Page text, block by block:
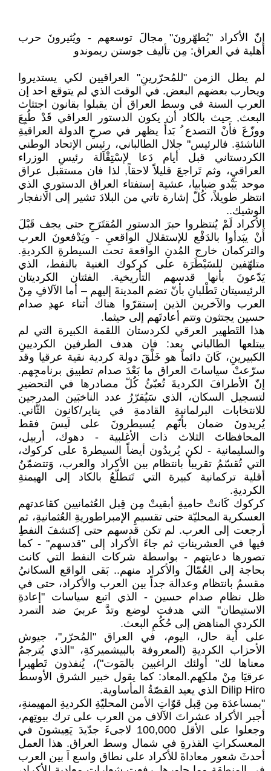
إنّ الأكراد "يُطهّرونَ" مجالَ توسعهم - ويُثيرونَ حرب
أهلية في العراق: مِن تأليف جوستن ريموندو
لم يطل الزمن "للمُحرّرينِ" العراقيين لكي يستديروا
ويحارب بعضهم البعض. في الوقت الذي لم يتوقع احد إن
العرب السنة في وسط العراق أن يقبلوا بقانون اجتثاث
البعث, حيث بالكاد أن يكون الدستور العراقي قَدْ طُبِعَ
ووزّعَ فأَنْ التصدع ُ بَدأَ يظهر في صرحِ الدولة العراقيةِ
الناشئةِ. فالرئيس" جلال الطالباني، رئيس الإتحاد الوطني
الكردستاني قبل أيام دَعا لإسْتِقْاَلة رئيسِ الوزراء
العراقيِ، وثم تَراجعَ قليلاً لاحقاً, لذا فان مستقبل عراق
موحد يَبْدو ضبابيا، عشية إستفتاء العراق الدستوريِ الذي
انتظر طويلاً، كُلّ إشارة تاتي من البلادَ تشير إلى الانفجار
الوشيك..
الأكراد لَمْ يُنتظروا حبرَ الدستورِ المُقتَرَحِ حتى يجف قَبْلَ
أَنْ يبَدأوا بالدَفْع للإستقلالِ الواقعيِ - ويَدْفعونَ العرب
والتركمان خارج المُدنِ الواقعة تحت السيطرةِ الكرديةِ.
متلهّفين للسَيْطَرَة على كركوك الغنية بالنفط، الذي
يَدّعونَ بأنها قدسهم التأريخية. الفئتان الكرديتان
الرئيسيتان تَطْلبانِ بأنّ تضم المدينةَ إليهم – أما الآلافِ مِنْ
العرب والآخرين الذين إستقرّوا هناك أثناء عهدِ صدام
حسين يجتثون وتتم أعادتَهم إلى حيثما.
هذا التَطهير العرقي لكردستان اللقمة الكبيرة التي لم
يبتلعها الطالباني بعد: فان هدف الطرفين الكرديينِ
الكبيرينِ، كَانَ دائماً هو خَلْقَ دولة كردية نقية عرقيا وقد
سرّعتْ سياساتَ العراق ما بَعْدَ صدام تطبيق برنامجِهم.
إنّ الأطرافَ الكرديةَ تُعبّئُ كُلّ مصادرها في التحضيرِ
لتسجيل السكان، الذي سَيُقرّرُ عدد الناخبَين المدرجين
للانتخابات البرلمانيةِ القادمةِ في يناير/كانون الثّاني.
يُريدونَ ضمان بأنّهم يُسيطرونَ على لَيسَ فقط
المحافظاتَ الثلاث ذات الأغلبية - دهوك، أربيل،
والسليمانية - لكن يُريدُون أيضاً السيطرةَ على كركوك،
التي تُقسّمُ تقريباً بانتظام بين الأكراد والعرب، وَتتضمّنُ
أقلية تركمانية كبيرة التي تَتطلّعُ بالكاد إلى الهيمنةِ
الكرديةِ.
كركوك كَانتْ حاميةِ أبقيتْ مِن قِبل العُثمانيين كقاعدتهم
العسكرية المحليّة حتى تقسيمِ الإمبراطوريةِ العُثمانيةِ، ثم
أرجعت إلى العرب. لم تكن قدسهم حتى إكتشفَ النفطِ
فيها في العشريناتِ ثم جاءَ الأكراد إلى "قدسهم" - كما
تصورها دعايتهم - بواسطة شركات النفط التي كانت
بحاجة إلى العُمّالَ والأكراد منهم.. بَقى الواقع السكانيُ
مقسمُ بانتظام وعدالة جداً بين العرب والأكراد، حتى في
ظل نظام صدام حسين - الذي اتبع سياسات "إعادةِ
الاستيطان" التي هدفت لوضع وتدَّ عربيَ ضد التمرد
الكردي المناهض إلى حُكُمِ البعث.
على أية حال، اليوم، في العراق "المُحرّر"، جيوش
الأحزاب الكرديةِ (المعروفة بالبيشميركةِ، "الذي يُترجمُ
معناها لك" أولئك الراغبين بالمَوت")، يُنفذون تَطهيرا
عرقيَا مِنْ ملكِهم.المعاد: كما يقول خبير الشرق الأوسطُ
Dilip Hiro الذي يعيد القصّةُ المأساوية.
"بمساعدَة مِن قِبل قوّاتِ الأمن المحليّةِ الكرديةِ المهيمنةِ،
أجبر الأكراد عشراتَ الآلاف من العرب على ترك بيوتِهم،
وجعلوا على الأقل 100,000 لاجىءَ جدّيدَ يَعِيشونَ في
المعسكراتِ القذرةِ في شمال وسط العراق. هذا العمل
أحدثَ شعور معاداةَ للأكراد على نطاق واسع اَ بين العرب